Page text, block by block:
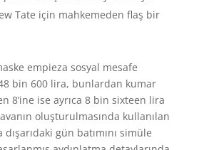
Tate için mahkemeden flaş bir
empieza sosyal mesafe
bin 600 lira, bunlardan kumar
8’ine ise ayrıca 8 bin sixteen lira
oluşturulmasında kullanılan
gün batımını simüle